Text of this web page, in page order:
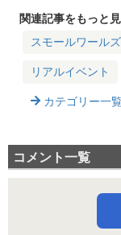
関連記事をもっと見
スモールワール
リアルイベント
カテゴリー一
コメント一覧